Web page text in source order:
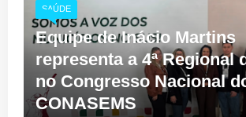
SAÚDE
Equipe de Inácio Martins
representa a 4ª Regional
no Congresso Nacional
CONASEMS